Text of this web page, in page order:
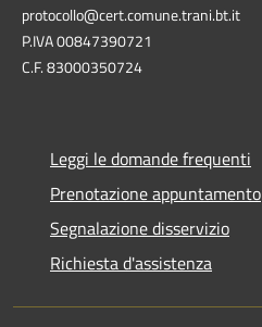
protocollo@cert.comune.trani.bt.it
P.IVA 00847390721
C.F. 83000350724
Leggi le domande frequenti
Prenotazione appuntamento
Segnalazione disservizio
Richiesta d'assistenza